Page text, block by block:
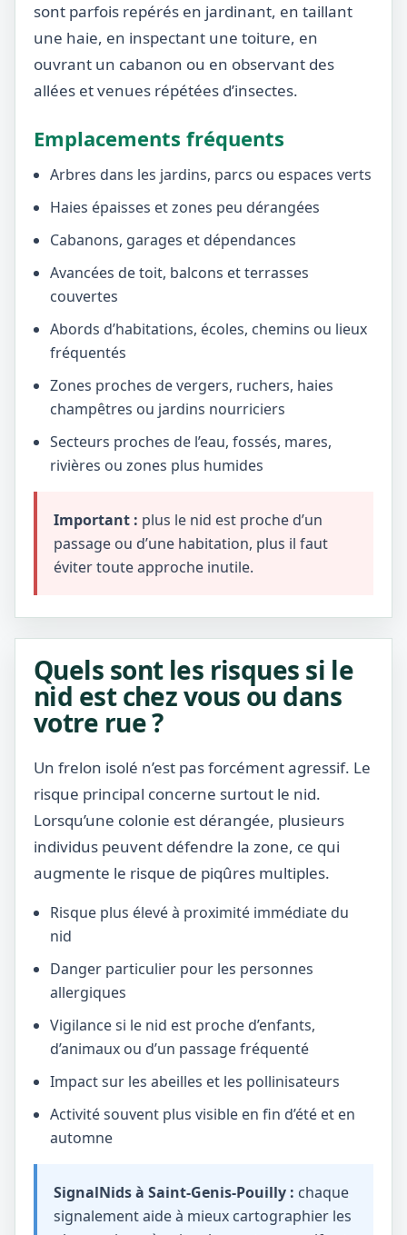
sont parfois repérés en jardinant, en taillant
une haie, en inspectant une toiture, en
ouvrant un cabanon ou en observant des
allées et venues répétées d’insectes.
Emplacements fréquents
Arbres dans les jardins, parcs ou espaces verts
Haies épaisses et zones peu dérangées
Cabanons, garages et dépendances
Avancées de toit, balcons et terrasses
couvertes
Abords d’habitations, écoles, chemins ou lieux
fréquentés
Zones proches de vergers, ruchers, haies
champêtres ou jardins nourriciers
Secteurs proches de l’eau, fossés, mares,
rivières ou zones plus humides
Important : plus le nid est proche d’un
passage ou d’une habitation, plus il faut
éviter toute approche inutile.
Quels sont les risques si le
nid est chez vous ou dans
votre rue ?
Un frelon isolé n’est pas forcément agressif. Le
risque principal concerne surtout le nid.
Lorsqu’une colonie est dérangée, plusieurs
individus peuvent défendre la zone, ce qui
augmente le risque de piqûres multiples.
Risque plus élevé à proximité immédiate du
nid
Danger particulier pour les personnes
allergiques
Vigilance si le nid est proche d’enfants,
d’animaux ou d’un passage fréquenté
Impact sur les abeilles et les pollinisateurs
Activité souvent plus visible en fin d’été et en
automne
SignalNids à Saint-Genis-Pouilly : chaque
signalement aide à mieux cartographier les